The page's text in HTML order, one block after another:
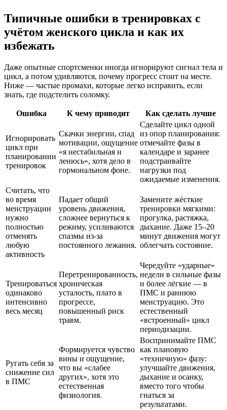
Типичные ошибки в тренировках с
учётом женского цикла и как их
избежать
Даже опытные спортсменки иногда игнорируют сигнал тела и
цикл, а потом удивляются, почему прогресс стоит на месте.
Ниже — частые промахи, которые легко исправить, если
знать, где подстелить соломку.
Ошибка К чему приводит Как сделать лучше
Игнорировать
цикл при
планировании
тренировок
Скачки энергии, спад
мотивации, ощущение
«я нестабильная и
ленюсь», хотя дело в
гормональном фоне.
Сделайте цикл одной
из опор планирования:
отмечайте фазы в
календаре и заранее
подстраивайте
нагрузки под
ожидаемые изменения.
Считать, что
во время
менструации
нужно
полностью
отменять
любую
активность
Падает общий
уровень движения,
сложнее вернуться к
режиму, усиливаются
спазмы из-за
постоянного лежания.
Замените жёсткие
тренировки мягкими:
прогулка, растяжка,
дыхание. Даже 15–20
минут движения могут
облегчать состояние.
Тренироваться
одинаково
интенсивно
весь месяц
Перетренированность,
хроническая
усталость, плато в
прогрессе,
повышенный риск
травм.
Чередуйте «ударные»
недели в сильные фазы
и более лёгкие — в
ПМС и раннюю
менструацию. Это
естественный
«встроенный» цикл
периодизации.
Ругать себя за
снижение сил
в ПМС
Формируется чувство
вины и ощущение,
что вы «слабее
других», хотя это
естественная
физиология.
Воспринимайте ПМС
как плановую
«техничную» фазу:
улучшайте движения,
дыхание и осанку,
вместо того чтобы
гнаться за
результатами.